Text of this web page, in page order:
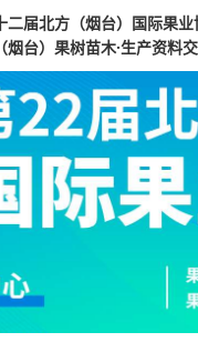
二届北方（烟台）国际果业
烟台）果树苗木·生产资料